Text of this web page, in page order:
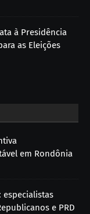
à Presidência
as Eleições
em Rondônia
especialistas
e PRD